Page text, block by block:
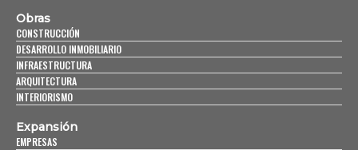
Obras
CONSTRUCCIÓN
DESARROLLO INMOBILIARIO
INFRAESTRUCTURA
ARQUITECTURA
INTERIORISMO
Expansión
EMPRESAS